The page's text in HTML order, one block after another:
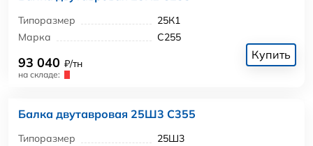
Типоразмер
25К1
Марка
С255
93 040 ₽/тн
на складе:
Купить
Балка двутавровая 25Ш3 С355
Типоразмер
25Ш3